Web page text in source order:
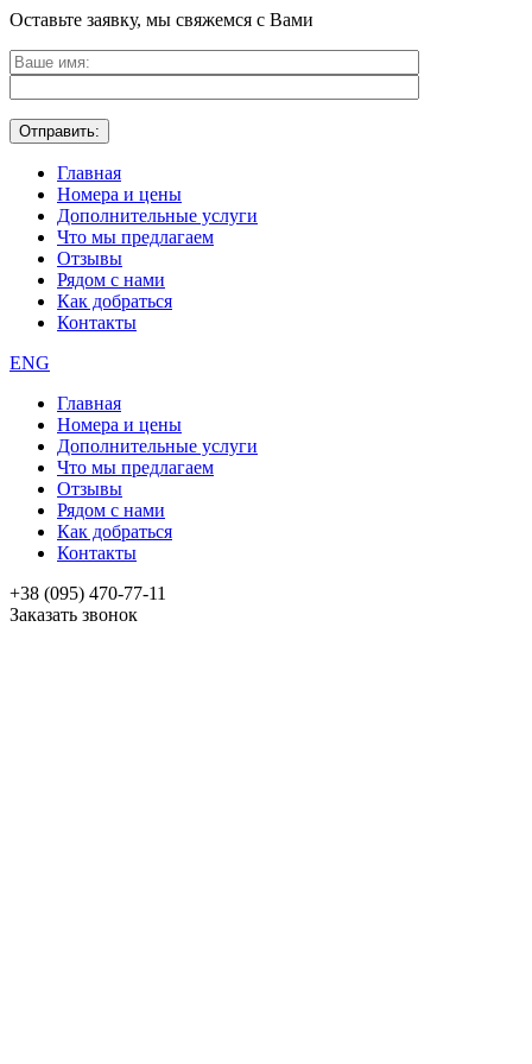
Оставьте заявку, мы свяжемся с Вами
Главная
Номера и цены
Дополнительные услуги
Что мы предлагаем
Отзывы
Рядом с нами
Как добраться
Контакты
ENG
Главная
Номера и цены
Дополнительные услуги
Что мы предлагаем
Отзывы
Рядом с нами
Как добраться
Контакты
+38 (095) 470-77-11
Заказать звонок